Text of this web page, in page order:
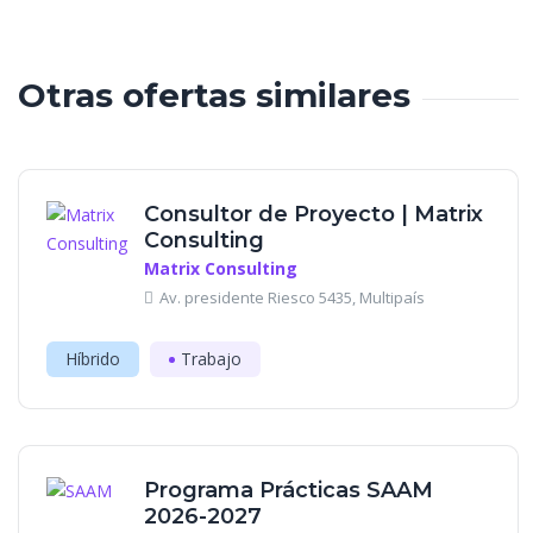
Otras ofertas similares
Consultor de Proyecto | Matrix
Consulting
Matrix Consulting
Av. presidente Riesco 5435, Multipaís
Híbrido Trabajo
Programa Prácticas SAAM
2026-2027